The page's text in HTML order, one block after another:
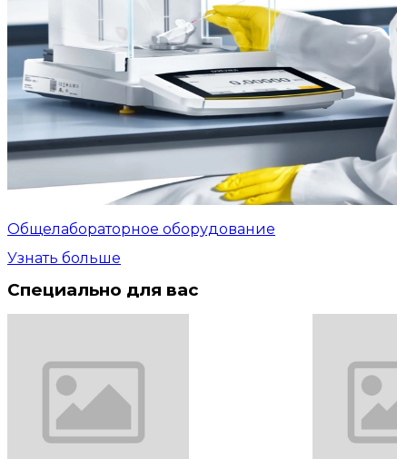
Общелабораторное оборудование
Узнать больше
Специально для вас